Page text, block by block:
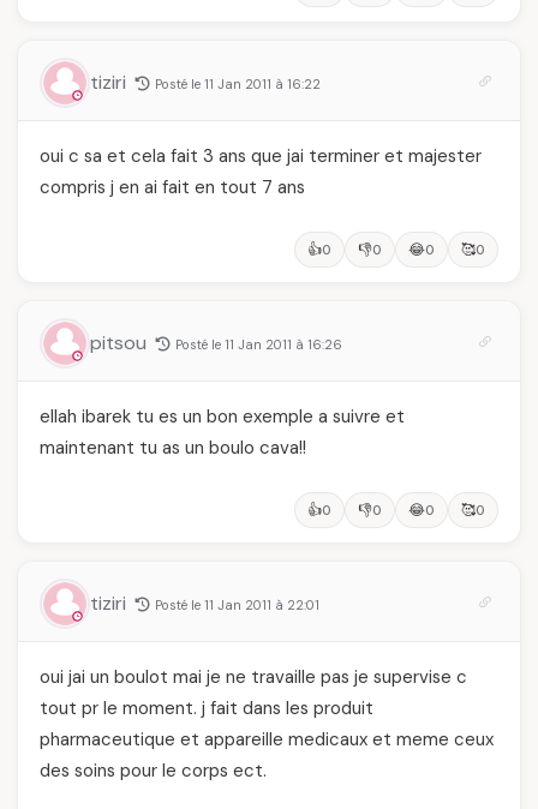
tiziri Posté le 11 Jan 2011 à 16:22
oui c sa et cela fait 3 ans que jai terminer et majester
compris j en ai fait en tout 7 ans
👍0 👎0 😂0 🥰0
pitsou Posté le 11 Jan 2011 à 16:26
ellah ibarek tu es un bon exemple a suivre et
maintenant tu as un boulo cava!!
👍0 👎0 😂0 🥰0
tiziri Posté le 11 Jan 2011 à 22:01
oui jai un boulot mai je ne travaille pas je supervise c
tout pr le moment. j fait dans les produit
pharmaceutique et appareille medicaux et meme ceux
des soins pour le corps ect.